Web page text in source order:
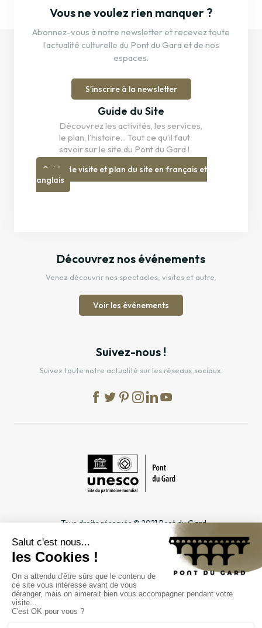
Vous ne voulez rien manquer ?
Abonnez-vous à notre newsletter et recevez toute
l’actualité culturelle du Pont du Gard et de nos
espaces.
S’inscrire à la newsletter
Guide du Site
Découvrez les activités, les services,
le plan, l’histoire... Tout ce qu’il faut
savoir sur le site du Pont du Gard !
Guide de visite et plan du site en français et
anglais
Découvrez nos événements
Venez découvrir nos spectacles, visites et autre.
Voir les événements
Suivez-nous !
Suivez toute notre actualité sur les réseaux sociaux.
Tous droits réservés © 2021 Pont du Gard
Confidentialité
Horaires
Accès
Tarifs & abonnements
ESPACES DÉDIÉS
Groupe